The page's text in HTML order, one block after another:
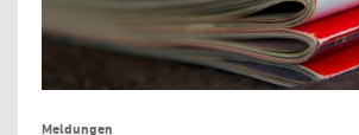
Meldungen